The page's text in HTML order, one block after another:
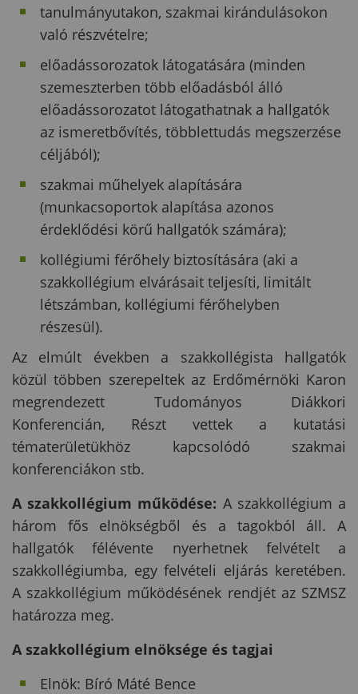
tanulmányutakon, szakmai kirándulásokon
való részvételre;
előadássorozatok látogatására (minden
szemeszterben több előadásból álló
előadássorozatot látogathatnak a hallgatók
az ismeretbővítés, többlettudás megszerzése
céljából);
szakmai műhelyek alapítására
(munkacsoportok alapítása azonos
érdeklődési körű hallgatók számára);
kollégiumi férőhely biztosítására (aki a
szakkollégium elvárásait teljesíti, limitált
létszámban, kollégiumi férőhelyben
részesül).
Az elmúlt években a szakkollégista hallgatók
közül többen szerepeltek az Erdőmérnöki Karon
megrendezett Tudományos Diákkori
Konferencián, Részt vettek a kutatási
tématerületükhöz kapcsolódó szakmai
konferenciákon stb.
A szakkollégium működése: A szakkollégium a
három fős elnökségből és a tagokból áll. A
hallgatók félévente nyerhetnek felvételt a
szakkollégiumba, egy felvételi eljárás keretében.
A szakkollégium működésének rendjét az SZMSZ
határozza meg.
A szakkollégium elnöksége és tagjai
Elnök: Bíró Máté Bence